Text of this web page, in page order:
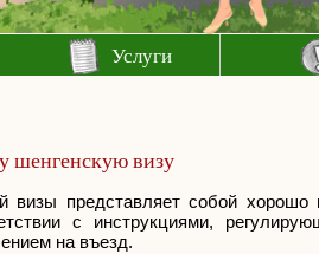
Услуги
шенгенскую визу
визы представляет собой
с инструкциями,
на въезд.